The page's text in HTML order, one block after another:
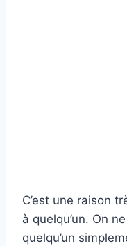
C’est une raison
à quelqu’un. On
quelqu’un